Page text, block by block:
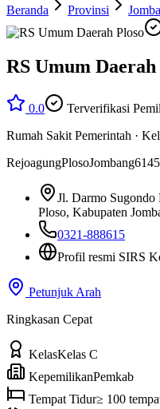
Beranda
Provinsi
RS Umum Daerah
0.0
Terverifikasi
Rumah Sakit Pemerintah ·
RejoagungPlosoJombang
Jl. Darmo Sugondo
Ploso, Kabupaten
0321-888615
Profil resmi SIRS
Petunjuk Arah
Ringkasan Cepat
KelasKelas C
KepemilikanPemkab
Tempat Tidur≥ 100